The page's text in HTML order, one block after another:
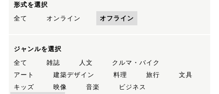
形式を選択
全て
オンライン オフライン
ジャンルを選択
全て
雑誌 人文
クルマ・バイク
アート
建築デザイン 料理 旅行
文具
キッズ
映像 音楽
ビジネス